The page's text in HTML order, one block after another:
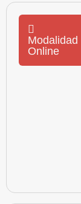
Modalidad
Online